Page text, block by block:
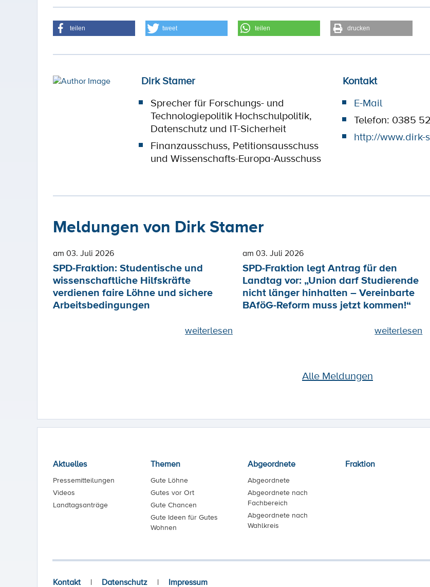
teilen tweet teilen drucken
Dirk Stamer
Kontakt
Sprecher für Forschungs- und
Technologiepolitik Hochschulpolitik,
Datenschutz und IT-Sicherheit
Finanzausschuss, Petitionsausschuss
und Wissenschafts-Europa-Ausschuss
E-Mail
Telefon: 0385
http://www.dirk-
Meldungen von Dirk Stamer
am 03. Juli 2026
SPD-Fraktion: Studentische und
wissenschaftliche Hilfskräfte
verdienen faire Löhne und sichere
Arbeitsbedingungen
weiterlesen
am 03. Juli 2026
SPD-Fraktion legt Antrag für den
Landtag vor: „Union darf Studierende
nicht länger hinhalten – Vereinbarte
BAföG-Reform muss jetzt kommen!“
weiterlesen
Alle Meldungen
Aktuelles
Pressemitteilungen
Videos
Landtagsanträge
Themen
Gute Löhne
Gutes vor Ort
Gute Chancen
Gute Ideen für Gutes
Wohnen
Abgeordnete
Abgeordnete
Abgeordnete nach
Fachbereich
Abgeordnete nach
Wahlkreis
Fraktion
Kontakt | Datenschutz | Impressum